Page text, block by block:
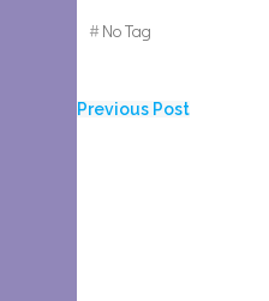
#No Tag
Previous Post